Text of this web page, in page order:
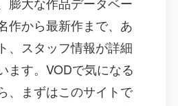
作から最新作まで、あ
、スタッフ情報が詳細
ます。VODで気になる
、まずはこのサイトで